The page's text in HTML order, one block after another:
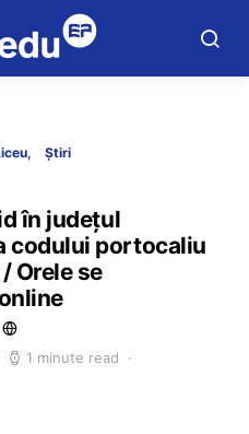
Știri
în județul
codului portocaliu
Orele se
1 minute read